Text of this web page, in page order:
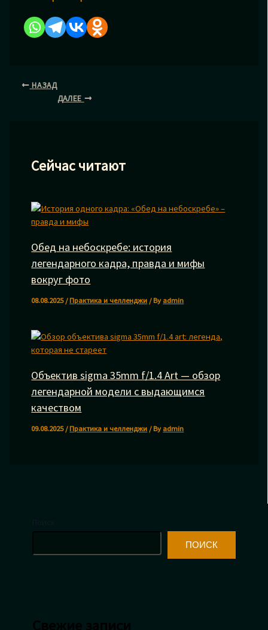
НАЗАД
ДАЛЕЕ
Сейчас читают
Обед на небоскребе: история
легендарного кадра, правда и мифы
вокруг фото
08.08.2025/Практика и челленджи / Byadmin
Объектив sigma 35mm f/1.4 Art — обзор
легендарной модели с выдающимся
качеством
09.08.2025/Практика и челленджи / Byadmin
ПОИСК